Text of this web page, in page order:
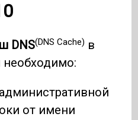
DNS(DNS Cache) в
необходимо:
от имени